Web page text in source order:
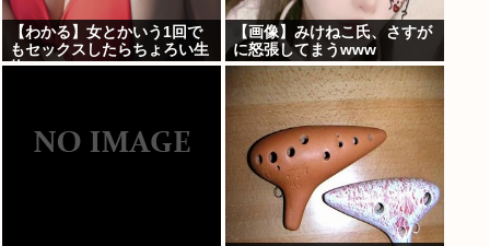
【わかる】女とかいう1回で
もセックスしたらちょろい生
物www
【画像】みけねこ氏、さすが
に怒張してまうwww